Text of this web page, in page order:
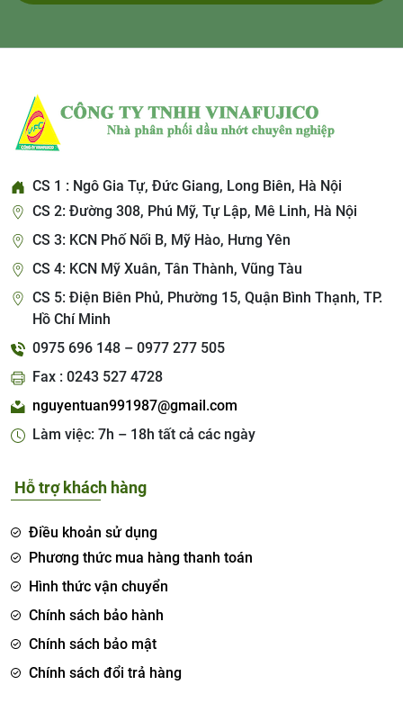
CS 1 : Ngô Gia Tự, Đức Giang, Long Biên, Hà Nội
CS 2: Đường 308, Phú Mỹ, Tự Lập, Mê Linh, Hà Nội
CS 3: KCN Phố Nối B, Mỹ Hào, Hưng Yên
CS 4: KCN Mỹ Xuân, Tân Thành, Vũng Tàu
CS 5: Điện Biên Phủ, Phường 15, Quận Bình Thạnh, TP.
Hồ Chí Minh
0975 696 148 – 0977 277 505
Fax : 0243 527 4728
nguyentuan991987@gmail.com
Làm việc: 7h – 18h tất cả các ngày
Hỗ trợ khách hàng
Điều khoản sử dụng
Phương thức mua hàng thanh toán
Hình thức vận chuyển
Chính sách bảo hành
Chính sách bảo mật
Chính sách đổi trả hàng